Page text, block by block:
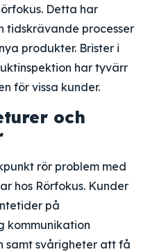
Detta har
tidskrävande processer
produkter. Brister i
har tyvärr
för vissa kunder.
och
rör problem med
hos Rörfokus. Kunder
på
kommunikation
samt svårigheter att få